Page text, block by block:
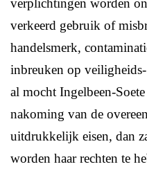
verplichtingen worden
verkeerd gebruik of
handelsmerk,
inbreuken op
al mocht Ingelbeen-
nakoming van de
uitdrukkelijk eisen, dan
worden haar rechten te